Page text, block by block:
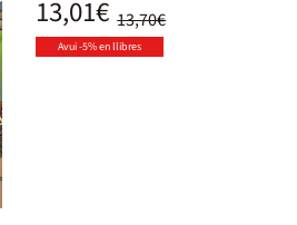
13,70€
13,01€
Avui -5% en llibres